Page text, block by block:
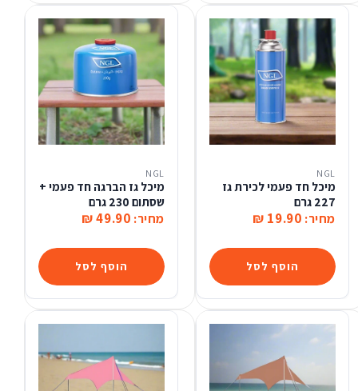
הוסף לסל
NGL
מיכל חד פעמי לכירת גז
227 גרם
מחיר: 19.90 ₪
הוסף לסל
NGL
מיכל גז הברגה חד פעמי +
שסתום 230 גרם
מחיר: 49.90 ₪